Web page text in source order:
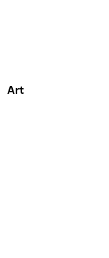
Art